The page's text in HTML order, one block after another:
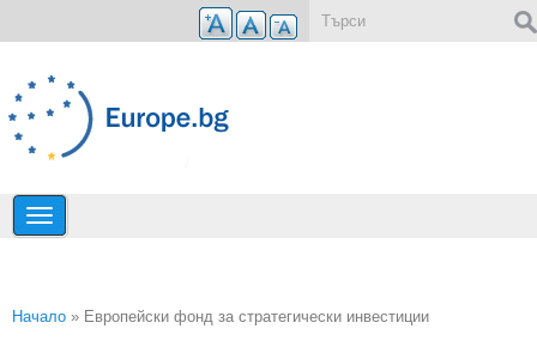
Премини към основното съдържание
Начало » Европейски фонд за стратегически инвестиции